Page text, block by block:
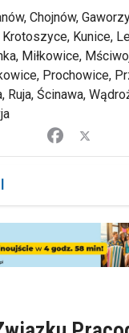
Chojnów,
Kunice,
Miłkowice,
Prochowice,
Ruja, Ścinawa,